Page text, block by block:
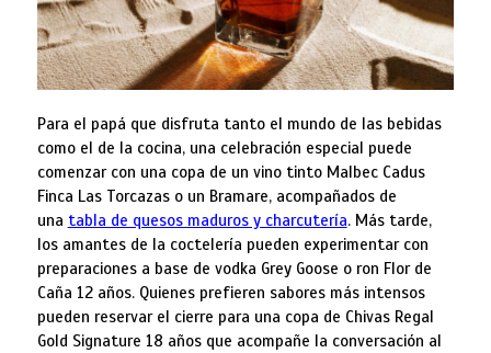
Para el papá que disfruta tanto el mundo de las bebidas
como el de la cocina, una celebración especial puede
comenzar con una copa de un vino tinto Malbec Cadus
Finca Las Torcazas o un Bramare, acompañados de
una tabla de quesos maduros y charcutería. Más tarde,
los amantes de la coctelería pueden experimentar con
preparaciones a base de vodka Grey Goose o ron Flor de
Caña 12 años. Quienes prefieren sabores más intensos
pueden reservar el cierre para una copa de Chivas Regal
Gold Signature 18 años que acompañe la conversación al